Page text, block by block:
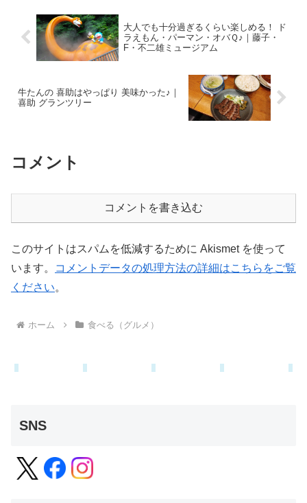
大人でも十分過ぎるくらい楽しめる！ ド
ラえもん・パーマン・オバＱ♪｜藤子・
F・不二雄ミュージアム
牛たんの 喜助はやっぱり 美味かった♪｜
喜助 グランツリー
コメント
コメントを書き込む
このサイトはスパムを低減するために Akismet を使って
います。
コメントデータの処理方法の詳細はこちらをご覧
ください。
ホーム 食べる（グルメ）
SNS